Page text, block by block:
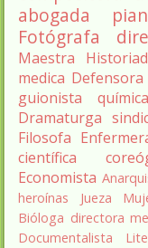
abogada
Fotógrafa
Maestra
medica
guionista
química
Dramaturga
Filosofa
científica
Economista
heroínas
Jueza
Bióloga directora
Documentalista